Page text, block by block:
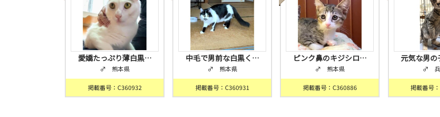
愛嬌たっぷり薄白黒…
♂ 熊本県
掲載番号：C360932
中毛で男前な白黒く…
♂ 熊本県
掲載番号：C360931
ピンク鼻のキジシロ…
♂ 熊本県
掲載番号：C360886
元気な男
♂ 兵
掲載番号